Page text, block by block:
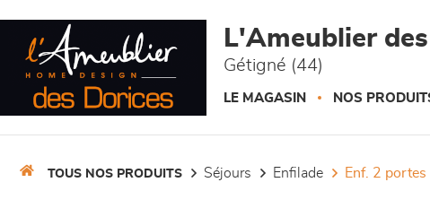
L'Ameublier
Gétigné (44)
LE MAGASIN NOS
TOUS NOS PRODUITS séjours enfilade enf. 2 portes